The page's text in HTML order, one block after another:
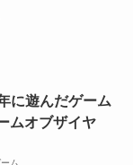
に遊んだゲーム
ムオブザイヤ
ム